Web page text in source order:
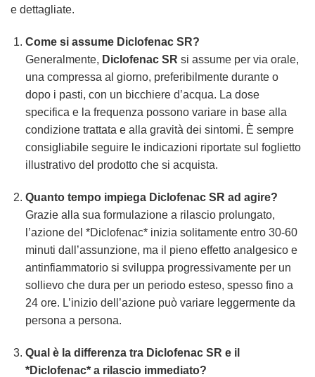
e dettagliate.
Come si assume Diclofenac SR?
Generalmente, Diclofenac SR si assume per via orale,
una compressa al giorno, preferibilmente durante o
dopo i pasti, con un bicchiere d’acqua. La dose
specifica e la frequenza possono variare in base alla
condizione trattata e alla gravità dei sintomi. È sempre
consigliabile seguire le indicazioni riportate sul foglietto
illustrativo del prodotto che si acquista.
Quanto tempo impiega Diclofenac SR ad agire?
Grazie alla sua formulazione a rilascio prolungato,
l’azione del *Diclofenac* inizia solitamente entro 30-60
minuti dall’assunzione, ma il pieno effetto analgesico e
antinfiammatorio si sviluppa progressivamente per un
sollievo che dura per un periodo esteso, spesso fino a
24 ore. L’inizio dell’azione può variare leggermente da
persona a persona.
Qual è la differenza tra Diclofenac SR e il
*Diclofenac* a rilascio immediato?